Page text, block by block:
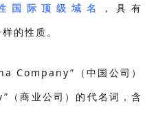
国际顶级域名
，具有
的性质。
Company”（中国公司）
商业公司）的代名词，含